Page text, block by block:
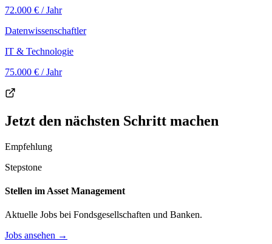
72.000 € / Jahr
Datenwissenschaftler
IT & Technologie
75.000 € / Jahr
Jetzt den nächsten Schritt machen
Empfehlung
Stepstone
Stellen im Asset Management
Aktuelle Jobs bei Fondsgesellschaften und Banken.
Jobs ansehen →